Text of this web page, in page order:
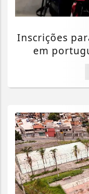
Inscrições
em